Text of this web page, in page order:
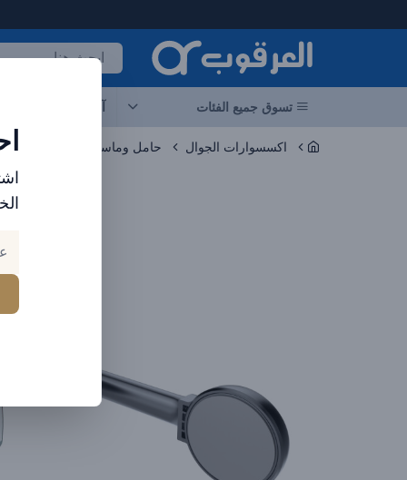
تسوق جميع الفئات
اكسسوارات الجوال حامل وماسك الموبايل والتابلت